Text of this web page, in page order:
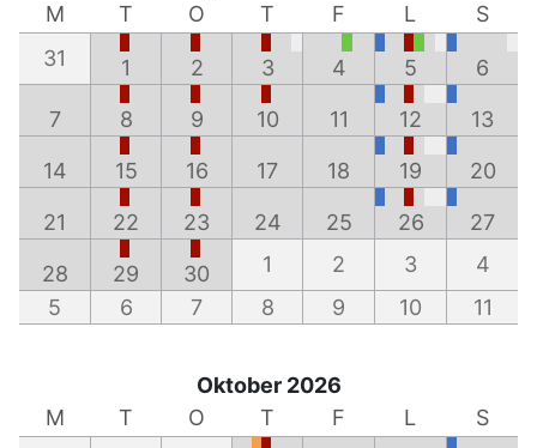
M
T O T F L
S
31
1 2 3 4 5 6
7 8 9 10 11 12 13
14 15 16 17 18 19 20
21 22 23 24 25 26 27
28 29 30 1 2 3
4
5
6 7 8 9 10 11
Oktober 2026
M
T O T F L
S